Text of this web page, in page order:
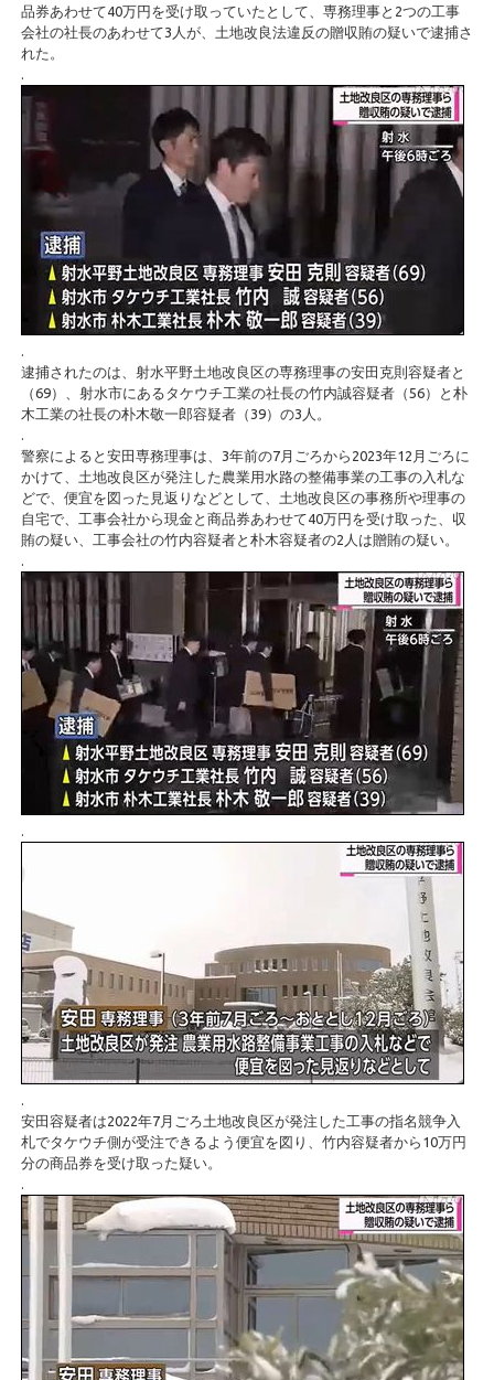
品券あわせて40万円を受け取っていたとして、専務理事と2つの工事
会社の社長のあわせて3人が、土地改良法違反の贈収賄の疑いで逮捕さ
れた。
.
.
逮捕されたのは、射水平野土地改良区の専務理事の安田克則容疑者と
（69）、射水市にあるタケウチ工業の社長の竹内誠容疑者（56）と朴
木工業の社長の朴木敬一郎容疑者（39）の3人。
.
警察によると安田専務理事は、3年前の7月ごろから2023年12月ごろに
かけて、土地改良区が発注した農業用水路の整備事業の工事の入札な
どで、便宜を図った見返りなどとして、土地改良区の事務所や理事の
自宅で、工事会社から現金と商品券あわせて40万円を受け取った、収
賄の疑い、工事会社の竹内容疑者と朴木容疑者の2人は贈賄の疑い。
.
.
.
安田容疑者は2022年7月ごろ土地改良区が発注した工事の指名競争入
札でタケウチ側が受注できるよう便宜を図り、竹内容疑者から10万円
分の商品券を受け取った疑い。
.